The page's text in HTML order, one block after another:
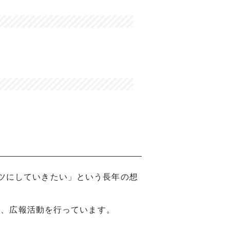
していきたい」という長年の想
広報活動を行っています。